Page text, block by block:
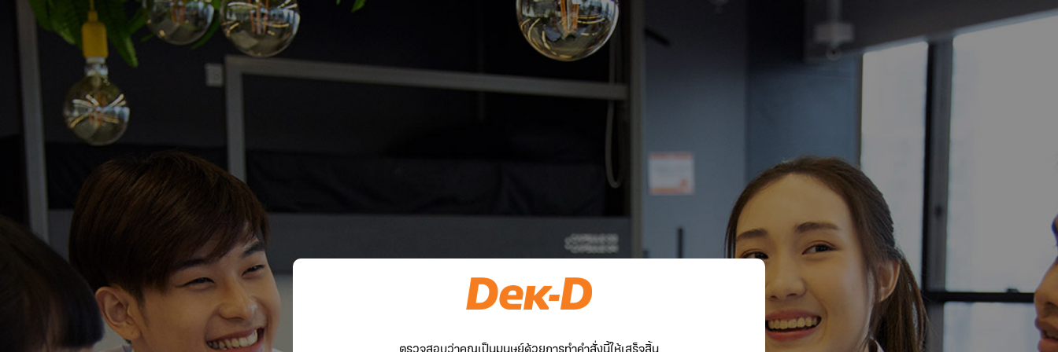
ตรวจสอบว่าคุณเป็นมนุษย์ด้วยการทำคำสั่งนี้ให้เสร็จสิ้น